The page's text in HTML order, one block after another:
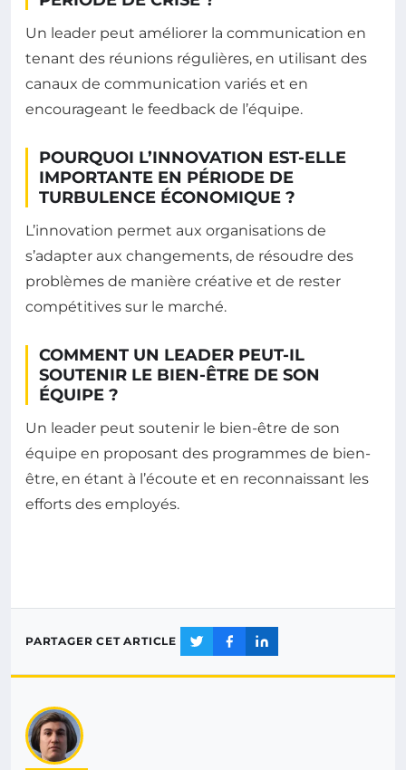
Un leader peut améliorer la communication en
tenant des réunions régulières, en utilisant des
canaux de communication variés et en
encourageant le feedback de l’équipe.
POURQUOI L’INNOVATION EST-ELLE
IMPORTANTE EN PÉRIODE DE
TURBULENCE ÉCONOMIQUE ?
L’innovation permet aux organisations de
s’adapter aux changements, de résoudre des
problèmes de manière créative et de rester
compétitives sur le marché.
COMMENT UN LEADER PEUT-IL
SOUTENIR LE BIEN-ÊTRE DE SON
ÉQUIPE ?
Un leader peut soutenir le bien-être de son
équipe en proposant des programmes de bien-
être, en étant à l’écoute et en reconnaissant les
efforts des employés.
PARTAGER CET ARTICLE